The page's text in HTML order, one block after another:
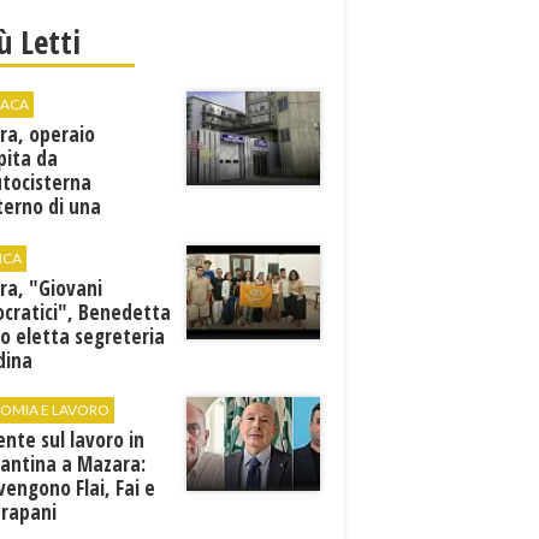
Letti
operaio
da
di una
al "Villa Sofia"
"Giovani
Benedetta
eletta segreteria
E LAVORO
sul lavoro in
a Mazara:
Flai, Fai e